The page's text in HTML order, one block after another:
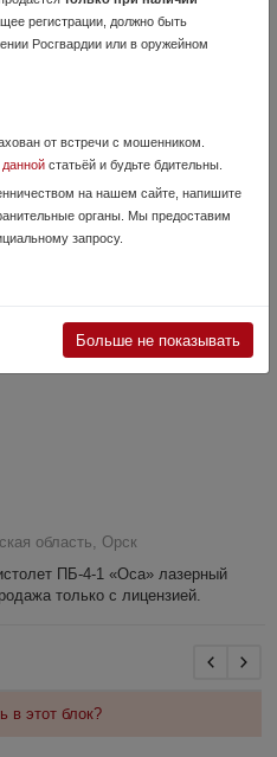
МР-78-9ТМ
область, Орск
МР-78-9ТМ кал.9мм РА. Создан на
патронов 30. В комплекте 2
коробка. Цена 17 000 рублей.
область, Орск
ПБ-4-1 «Оса» лазерный
только с лицензией.
регистрации, должно быть
Росгвардии или в оружейном
от встречи с мошенником.
даннойстатьёй и будьте бдительны.
на нашем сайте, напишите
органы. Мы предоставим
запросу.
Больше не показывать
в этот блок?